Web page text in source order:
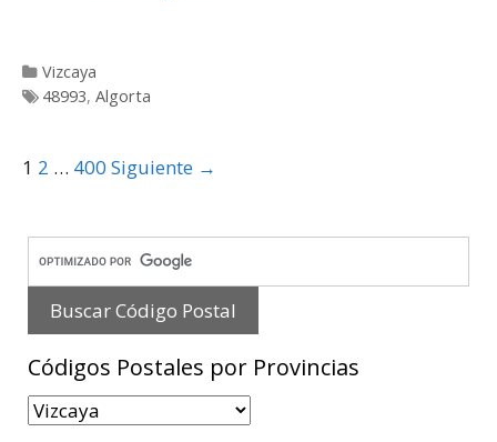
Categorías
Vizcaya
Etiquetas
48993, Algorta
Post
1 2 … 400 Siguiente →
Códigos Postales por Provincias
Códigos